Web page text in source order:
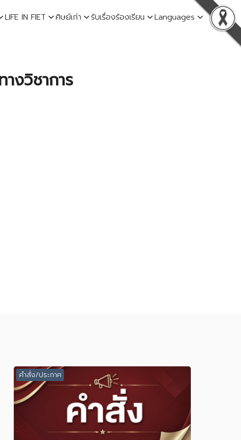
LIFE IN FIET ศิษย์เก่า รับเรื่องร้องเรียน
Languages
งวิชาการ
คำสั่ง/ประกาศ